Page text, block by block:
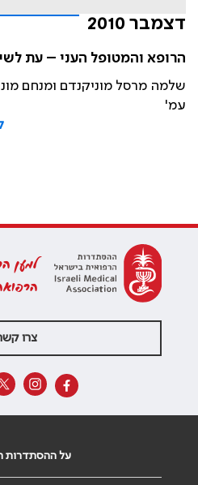
דצמבר 2010
הרופא והמטופל העני – עת
שלמה מרסל מוניקנדם ומנחם
עמ'
למען
צרו
על ההסתדרות